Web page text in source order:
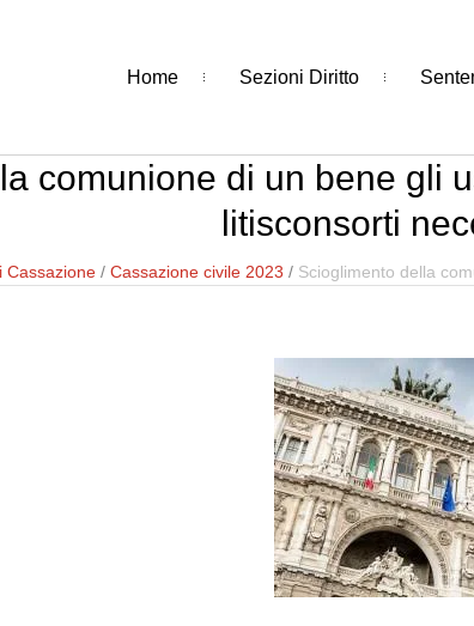
Home Sezioni Diritto
comunione di un bene gli
litisconsorti
Cassazione / Cassazione civile 2023 / Scioglimento della